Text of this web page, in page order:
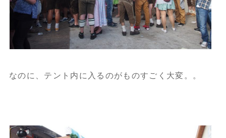
なのに、テント内に入るのがものすごく大変。。